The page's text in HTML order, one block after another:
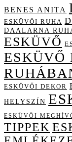
BENES ANITA
ESKÜVŐI RUHA
DAALARNA
ESKÜVŐ
ESKÜVŐ
ESKÜVŐI DEKOR
HELYSZÍN
ESKÜVŐI
TIPPEK